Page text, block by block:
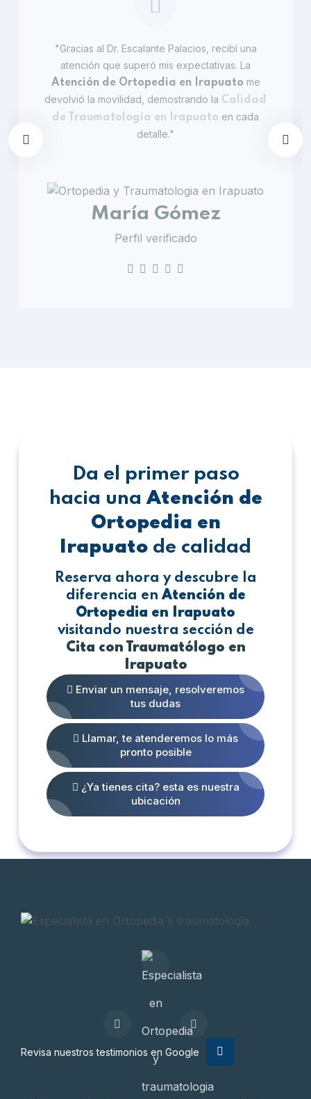
"Gracias al Dr. Escalante Palacios, recibí una
atención que superó mis expectativas. La
Atención de Ortopedia en Irapuato me
devolvió la movilidad, demostrando la Calidad
de Traumatología en Irapuato en cada
detalle."
María Gómez
Perfil verificado
Da el primer paso
hacia unaAtención de
Ortopedia en
Irapuato de calidad
Reserva ahora y descubre la
diferencia enAtención de
Ortopedia en Irapuato
visitando nuestra sección de
Cita con Traumatólogo en
Irapuato
Enviar un mensaje, resolveremos
tus dudas
Llamar, te atenderemos lo más
pronto posible
¿Ya tienes cita? esta es nuestra
ubicación
Revisa nuestros testimonios en Google